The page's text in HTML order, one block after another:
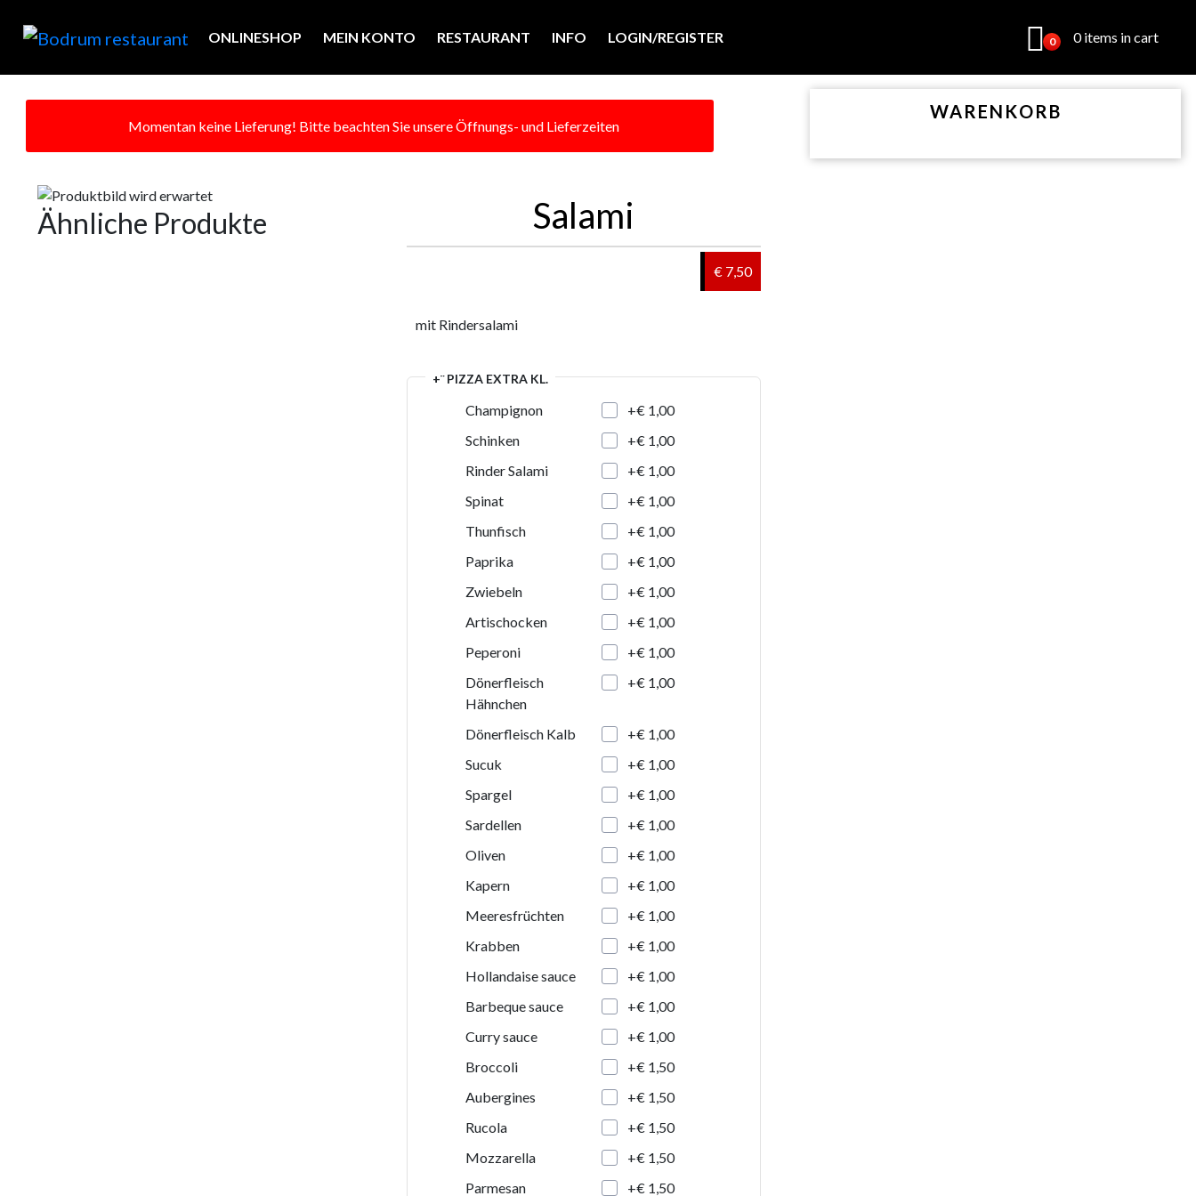
ONLINESHOP MEIN KONTO RESTAURANT INFO LOGIN/REGISTER 0 0 items in cart
Momentan keine Lieferung! Bitte beachten Sie unsere Öffnungs- und Lieferzeiten
Salami
€ 7,50
mit Rindersalami
+¨ PIZZA EXTRA KL.
Champignon
+€ 1,00
Schinken
+€ 1,00
Rinder Salami
+€ 1,00
Spinat
+€ 1,00
Thunfisch
+€ 1,00
Paprika
+€ 1,00
Zwiebeln
+€ 1,00
Artischocken
+€ 1,00
Peperoni
+€ 1,00
Dönerfleisch
Hähnchen
+€ 1,00
Dönerfleisch Kalb
+€ 1,00
Sucuk
+€ 1,00
Spargel
+€ 1,00
Sardellen
+€ 1,00
Oliven
+€ 1,00
Kapern
+€ 1,00
Meeresfrüchten
+€ 1,00
Krabben
+€ 1,00
Hollandaise sauce
+€ 1,00
Barbeque sauce
+€ 1,00
Curry sauce
+€ 1,00
Broccoli
+€ 1,50
Aubergines
+€ 1,50
Rucola
+€ 1,50
Mozzarella
+€ 1,50
Parmesan
+€ 1,50
Ähnliche Produkte
WARENKORB